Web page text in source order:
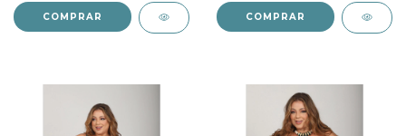
COMPRAR COMPRAR